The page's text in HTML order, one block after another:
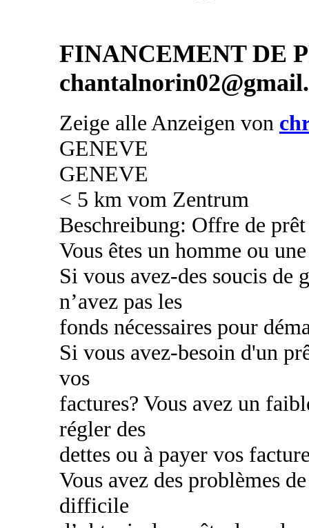
FINANCEMENT DE
Zeige alle Anzeigen von
GENEVE
GENEVE
< 5 km vom Zentrum
Beschreibung: Offre de
Vous êtes un homme ou
Si vous avez-des soucis de
n’avez pas les
fonds nécessaires pour
Si vous avez-besoin d'un
vos
factures? Vous avez un
régler des
dettes ou à payer vos
Vous avez des problèmes
difficile